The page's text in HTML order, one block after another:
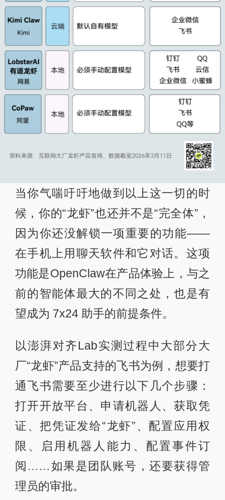
当你气喘吁吁地做到以上这一切的时
候，你的“龙虾”也还并不是“完全体”，
因为你还没解锁一项重要的功能——
在手机上用聊天软件和它对话。这项
功能是OpenClaw在产品体验上，与之
前的智能体最大的不同之处，也是有
望成为 7x24 助手的前提条件。
以澎湃对齐Lab实测过程中大部分大
厂“龙虾”产品支持的飞书为例，想要打
通飞书需要至少进行以下几个步骤：
打开开放平台、申请机器人、获取凭
证、把凭证发给“龙虾”、配置应用权
限、启用机器人能力、配置事件订
阅……如果是团队账号，还要获得管
理员的审批。